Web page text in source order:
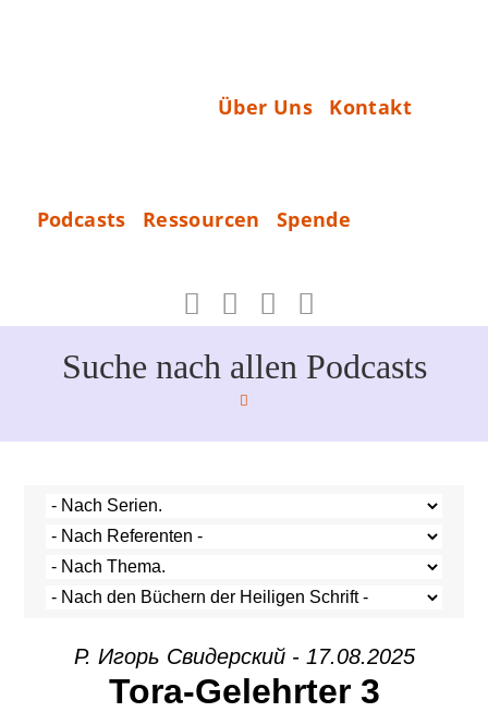
Über Uns Kontakt
Podcasts Ressourcen Spende
N
Suche nach allen Podcasts
Р. Игорь Свидерский - 17.08.2025
Tora-Gelehrter 3